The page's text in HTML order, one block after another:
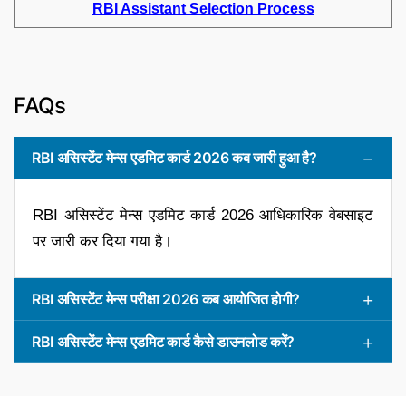
RBI Assistant Selection Process
FAQs
RBI असिस्टेंट मेन्स एडमिट कार्ड 2026 कब जारी हुआ है?
RBI असिस्टेंट मेन्स एडमिट कार्ड 2026 आधिकारिक वेबसाइट
पर जारी कर दिया गया है।
RBI असिस्टेंट मेन्स परीक्षा 2026 कब आयोजित होगी?
RBI असिस्टेंट मेन्स एडमिट कार्ड कैसे डाउनलोड करें?